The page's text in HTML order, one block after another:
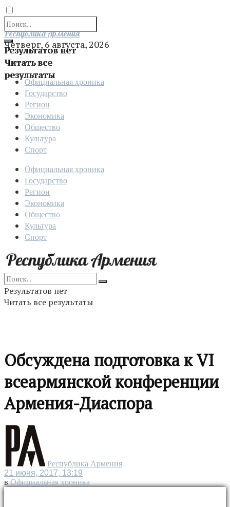
Результатов нет
Читать все
результаты
Отправить
Республика Армения
Четверг, 6 августа, 2026
Официальная хроника
Государство
Регион
Экономика
Общество
Культура
Спорт
Официальная хроника
Государство
Регион
Экономика
Общество
Культура
Спорт
Результатов нет
Читать все результаты
Обсуждена подготовка к VI
всеармянской конференции
Армения-Диаспора
Республика Армения
21 июня, 2017, 13:19
в Официальная хроника